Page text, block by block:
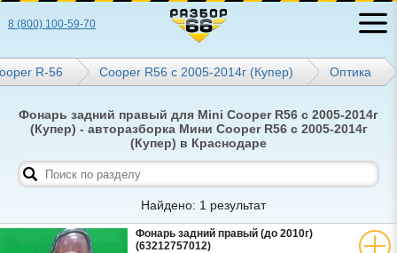
8 (800) 100-59-70
R-56 Cooper R56 с 2005-2014г (Купер) Оптика
Фонарь задний правый для Mini Cooper R56 с 2005-2014г
(Купер) - авторазборка Мини Cooper R56 с 2005-2014г
(Купер) в Краснодаре
Найдено: 1 результат
Фонарь задний правый (до 2010г)
(63212757012)